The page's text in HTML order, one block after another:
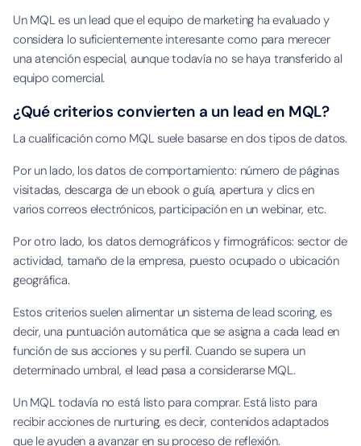
Un MQL es un lead que el equipo de marketing ha evaluado y
considera lo suficientemente interesante como para merecer
una atención especial, aunque todavía no se haya transferido al
equipo comercial.
¿Qué criterios convierten a un lead en MQL?
La cualificación como MQL suele basarse en dos tipos de datos.
Por un lado, los datos de comportamiento: número de páginas
visitadas, descarga de un ebook o guía, apertura y clics en
varios correos electrónicos, participación en un webinar, etc.
Por otro lado, los datos demográficos y firmográficos: sector de
actividad, tamaño de la empresa, puesto ocupado o ubicación
geográfica.
Estos criterios suelen alimentar un sistema de lead scoring, es
decir, una puntuación automática que se asigna a cada lead en
función de sus acciones y su perfil. Cuando se supera un
determinado umbral, el lead pasa a considerarse MQL.
Un MQL todavía no está listo para comprar. Está listo para
recibir acciones de nurturing, es decir, contenidos adaptados
que le ayuden a avanzar en su proceso de reflexión.